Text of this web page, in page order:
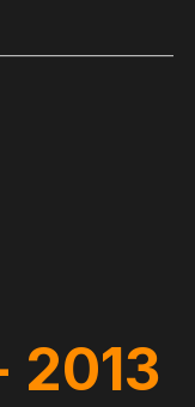
2013